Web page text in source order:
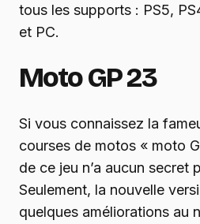
tous les supports : PS5,
et PC.
Moto GP 23
Si vous connaissez la
courses de motos « moto
de ce jeu n’a aucun secret
Seulement, la nouvelle
quelques améliorations au